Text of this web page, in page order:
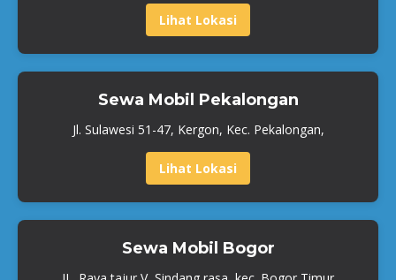
Lihat Lokasi
Sewa Mobil Pekalongan
Jl. Sulawesi 51-47, Kergon, Kec. Pekalongan,
Lihat Lokasi
Sewa Mobil Bogor